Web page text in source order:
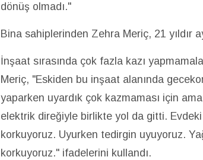
dönüş olmadı."
Bina sahiplerinden Zehra Meriç, 21 yıldır
İnşaat sırasında çok fazla kazı
Meriç, "Eskiden bu inşaat alanında
yaparken uyardık çok kazmaması için
elektrik direğiyle birlikte yol da gitti. Evdeki
korkuyoruz. Uyurken tedirgin uyuyoruz.
korkuyoruz." ifadelerini kullandı.